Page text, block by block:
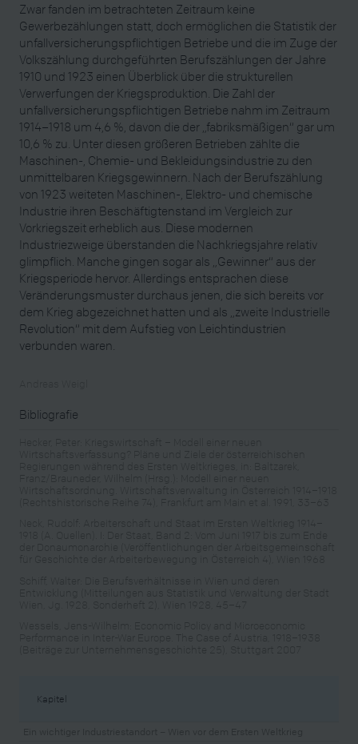
Zwar fanden im betrachteten Zeitraum keine
Gewerbezählungen statt, doch ermöglichen die Statistik der
unfallversicherungspflichtigen Betriebe und die im Zuge der
Volkszählung durchgeführten Berufszählungen der Jahre
1910 und 1923 einen Überblick über die strukturellen
Verwerfungen der Kriegsproduktion. Die Zahl der
unfallversicherungspflichtigen Betriebe nahm im Zeitraum
1914–1918 um 4,6 %, davon die der „fabriksmäßigen“ gar um
10,6 % zu. Unter diesen größeren Betrieben zählte die
Maschinen-, Chemie- und Bekleidungsindustrie zu den
unmittelbaren Kriegsgewinnern. Nach der Berufszählung
von 1923 weiteten Maschinen-, Elektro- und chemische
Industrie ihren Beschäftigtenstand im Vergleich zur
Vorkriegszeit erheblich aus. Diese modernen
Industriezweige überstanden die Nachkriegsjahre relativ
glimpflich. Manche gingen sogar als „Gewinner“ aus der
Kriegsperiode hervor. Allerdings entsprachen diese
Veränderungsmuster durchaus jenen, die sich bereits vor
dem Krieg abgezeichnet hatten und als „zweite Industrielle
Revolution“ mit dem Aufstieg von Leichtindustrien
verbunden waren.
Bibliografie
Kapitel